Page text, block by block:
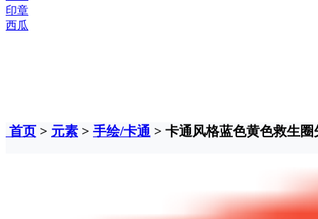
印章
西瓜
首页 > 元素 > 手绘/卡通 > 卡通风格蓝色黄色救生圈